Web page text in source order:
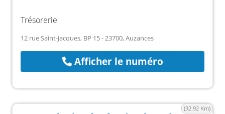
Trésorerie
12 rue Saint-Jacques, BP 15 - 23700, Auzances
Afficher le numéro
(32.92 Km)